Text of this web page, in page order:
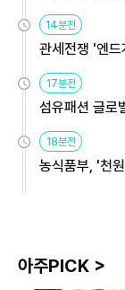
14분전
관세전쟁 '엔
용해야
17분전
섬유패션 글로
원
18분전
농식품부, '천
아주PICK >